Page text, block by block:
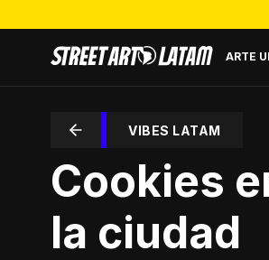
ARTE
VIBES LATAM
Cookies
la ciudad